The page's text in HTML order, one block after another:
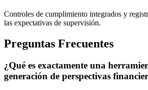
Controles de cumplimiento integrados y
las expectativas de supervisión.
Preguntas Frecuentes
¿Qué es exactamente una
generación de perspectivas